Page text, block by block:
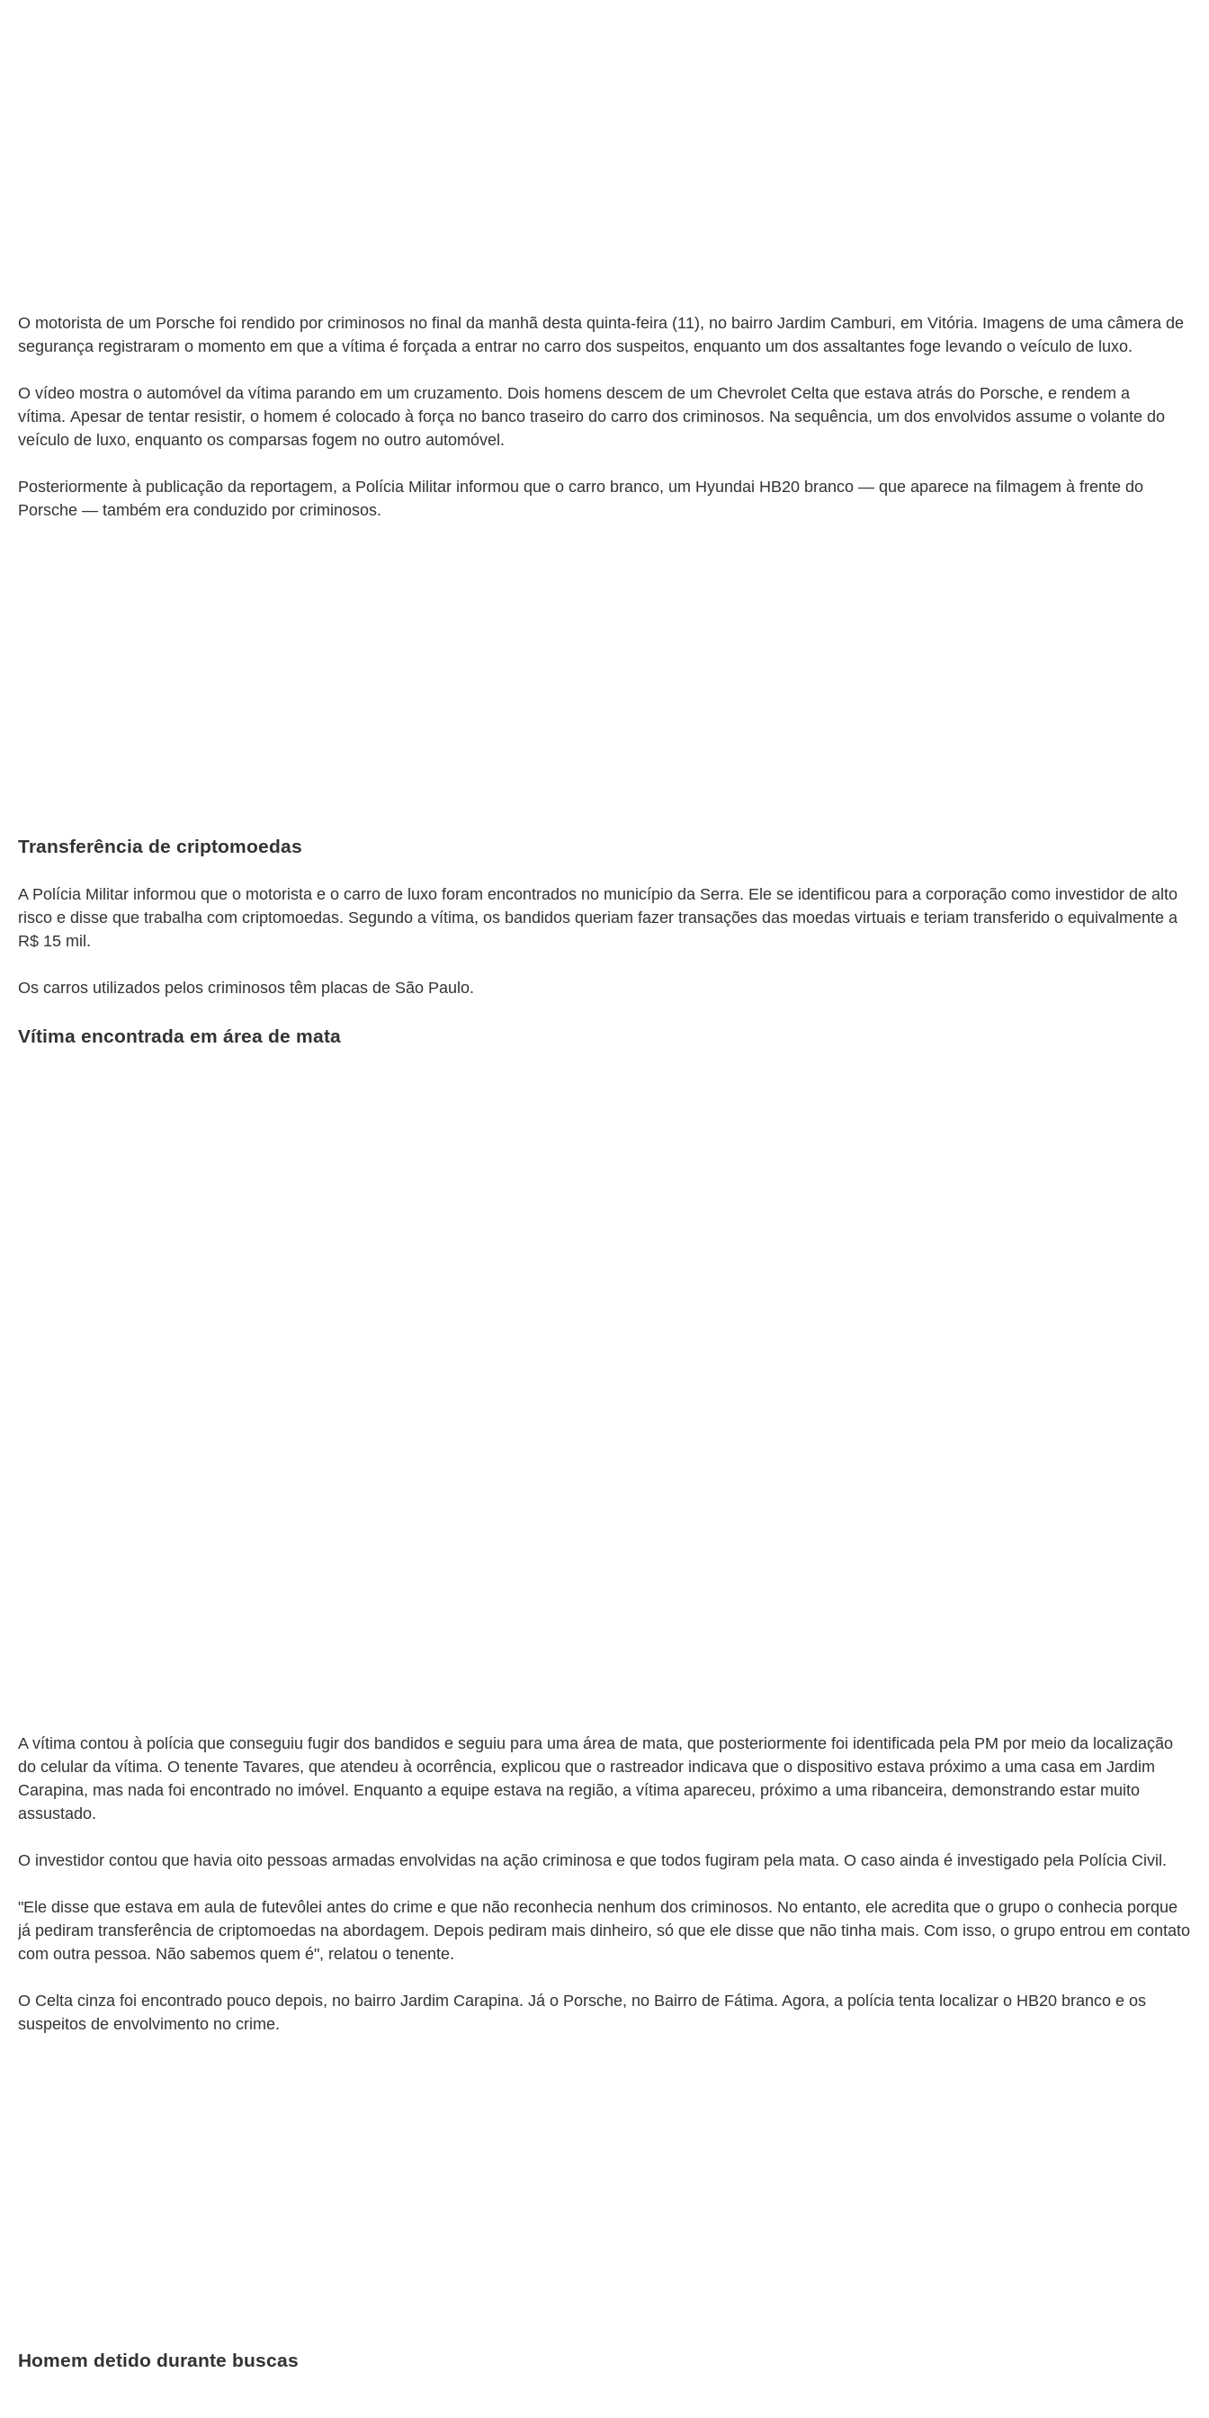
O motorista de um Porsche foi rendido por criminosos no final da manhã desta quinta-feira (11), no bairro Jardim Camburi, em Vitória. Imagens de uma câmera de
segurança registraram o momento em que a vítima é forçada a entrar no carro dos suspeitos, enquanto um dos assaltantes foge levando o veículo de luxo.
O vídeo mostra o automóvel da vítima parando em um cruzamento. Dois homens descem de um Chevrolet Celta que estava atrás do Porsche, e rendem a
vítima. Apesar de tentar resistir, o homem é colocado à força no banco traseiro do carro dos criminosos. Na sequência, um dos envolvidos assume o volante do
veículo de luxo, enquanto os comparsas fogem no outro automóvel.
Posteriormente à publicação da reportagem, a Polícia Militar informou que o carro branco, um Hyundai HB20 branco — que aparece na filmagem à frente do
Porsche — também era conduzido por criminosos.
Transferência de criptomoedas
A Polícia Militar informou que o motorista e o carro de luxo foram encontrados no município da Serra. Ele se identificou para a corporação como investidor de alto
risco e disse que trabalha com criptomoedas. Segundo a vítima, os bandidos queriam fazer transações das moedas virtuais e teriam transferido o equivalmente a
R$ 15 mil.
Os carros utilizados pelos criminosos têm placas de São Paulo.
Vítima encontrada em área de mata
A vítima contou à polícia que conseguiu fugir dos bandidos e seguiu para uma área de mata, que posteriormente foi identificada pela PM por meio da localização
do celular da vítima. O tenente Tavares, que atendeu à ocorrência, explicou que o rastreador indicava que o dispositivo estava próximo a uma casa em Jardim
Carapina, mas nada foi encontrado no imóvel. Enquanto a equipe estava na região, a vítima apareceu, próximo a uma ribanceira, demonstrando estar muito
assustado.
O investidor contou que havia oito pessoas armadas envolvidas na ação criminosa e que todos fugiram pela mata. O caso ainda é investigado pela Polícia Civil.
"Ele disse que estava em aula de futevôlei antes do crime e que não reconhecia nenhum dos criminosos. No entanto, ele acredita que o grupo o conhecia porque
já pediram transferência de criptomoedas na abordagem. Depois pediram mais dinheiro, só que ele disse que não tinha mais. Com isso, o grupo entrou em contato
com outra pessoa. Não sabemos quem é", relatou o tenente.
O Celta cinza foi encontrado pouco depois, no bairro Jardim Carapina. Já o Porsche, no Bairro de Fátima. Agora, a polícia tenta localizar o HB20 branco e os
suspeitos de envolvimento no crime.
Homem detido durante buscas